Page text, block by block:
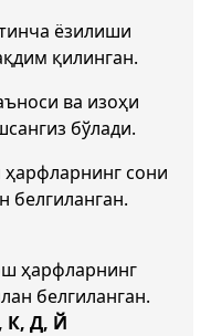
ёзилиши
қилинган.
ва изоҳи
бўлади.
ҳарфларнинг сони
белгиланган.
ҳарфларнинг
белгиланган.
К, Д, Й